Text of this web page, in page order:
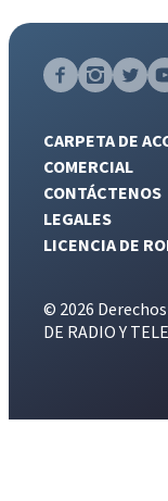
CARPETA DE
COMERCIAL
CONTÁCTENOS
LEGALES
LICENCIA DE
© 2026 Derechos
DE RADIO Y